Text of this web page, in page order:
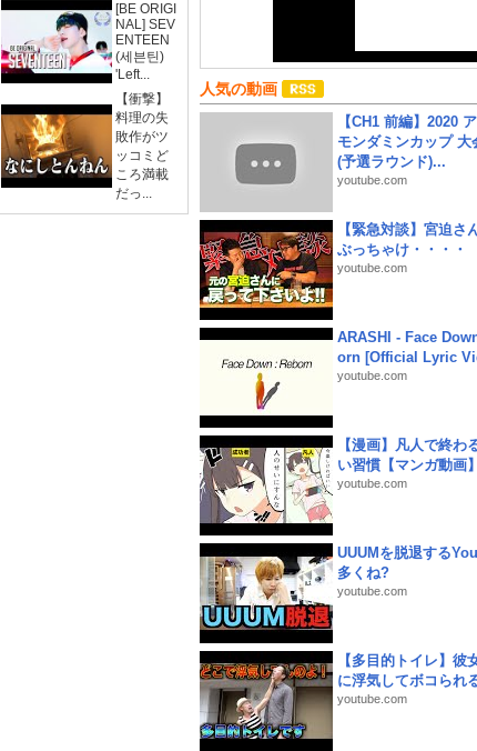
[BE ORIGI
NAL] SEV
ENTEEN
(세븐틴)
'Left...
【衝撃】
料理の失
敗作がツ
ッコミど
ころ満載
だっ...
人気の動画
【CH1 前編】2020
モンダミンカップ 大
(予選ラウンド)...
youtube.com
【緊急対談】宮迫さ
ぶっちゃけ・・・・
youtube.com
ARASHI - Face
orn [Official Lyric
youtube.com
【漫画】凡人で終わ
い習慣【マンガ動画】
youtube.com
UUUMを脱退する
多くね?
youtube.com
【多目的トイレ】彼
に浮気してボコられ
youtube.com